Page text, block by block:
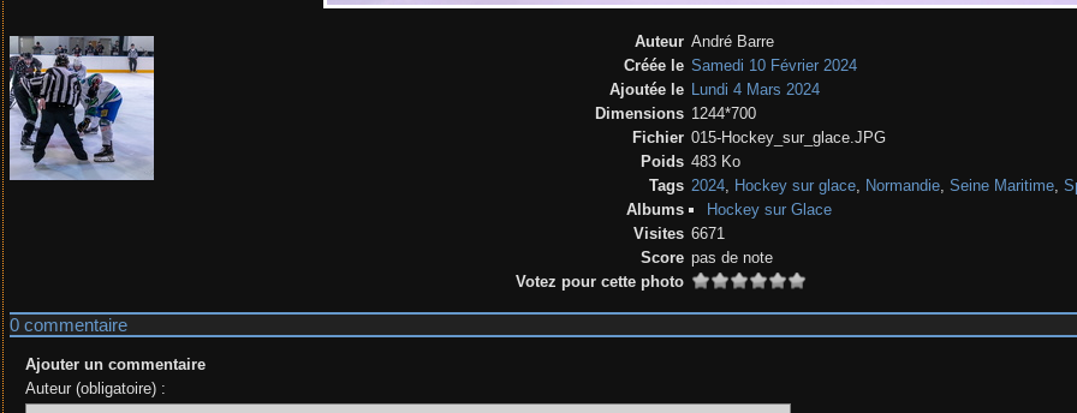
Auteur André Barre
Créée le Samedi 10 Février 2024
Ajoutée le Lundi 4 Mars 2024
Dimensions 1244*700
Fichier 015-Hockey_sur_glace.JPG
Poids 483 Ko
Tags 2024, Hockey sur glace, Normandie, Seine Maritime,
Albums
Hockey sur Glace
Visites 6671
Score pas de note
Votez pour cette photo
0 commentaire
Ajouter un commentaire
Auteur (obligatoire) :